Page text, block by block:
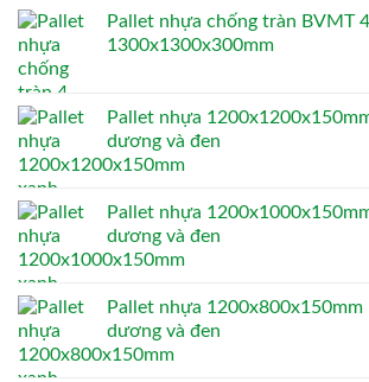
Pallet nhựa chống tràn BVMT
1300x1300x300mm
Pallet nhựa
dương và đen
Pallet nhựa
dương và đen
Pallet nhựa 1200x800x150mm
dương và đen